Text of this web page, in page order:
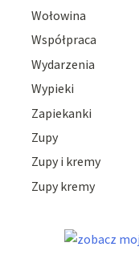
Wołowina
Współpraca
Wydarzenia
Wypieki
Zapiekanki
Zupy
Zupy i kremy
Zupy kremy